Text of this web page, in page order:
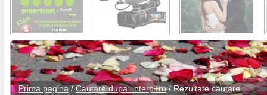
Prima pagina/ Cautare dupa: interp+ro/ Rezultate cautare